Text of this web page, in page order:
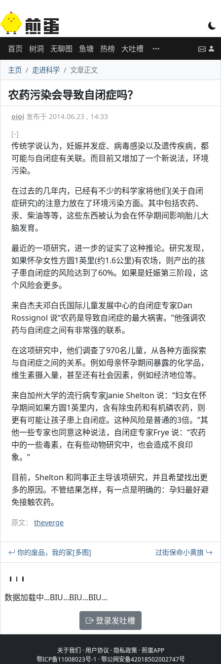
首页 树洞 无聊图 鱼塘 热榜 大吐槽
主页 走进科学 文章正文
农药污染会导致自闭症吗？
oioi 发布于 2014.06.23 , 14:33
[-]
传统学说认为，妊娠并发症、病毒感染以及遗传疾病，都
可能与自闭症有关联。而目前又增加了一个新说法，环境
污染。
在过去的几年内，已经有不少的科学家将他们(关于自闭
症研究)的注意力放在了环境污染方面。其中包括农药、
汞、柴油等等，这些东西被认为会在怀孕期间影响胎儿大
脑发育。
最近的一项研究，进一步的证实了这种推论。研究发现，
如果怀孕女性方圆1英里(约1.6公里)有农场，则产出的孩
子患自闭症的风险达到了60%。如果是妊娠第三阶段，这
个风险会更多。
来自杰夫邓白氏国际儿童发展中心的自闭症专家Dan
Rossignol 说“农药是导致自闭症的最大祸害。”他强调农
药与自闭症之间有非常强的联系。
在这项研究中，他们调查了970名儿童，从各种方面探索
与自闭症之间的关系。例如母亲怀孕期间暴露的化学品，
维生素摄入量，甚至还有社会因素，例如经济地位等。
来自加州大学的流行病专家Janie Shelton 说：“妇女在怀
孕期间如果方圆1英里内，含有除虫药和有机磷农药，则
更有可能让孩子患上自闭症。这种风险是普通的3倍。”其
他一些专家也同意这种说法，自闭症专家Frye 说：“农药
中的一些毒素，在有些动物研究中，也会造成不良印
象。”
目前，Shelton 和同事正主导该项研究，并且希望找出更
多的原因。不管结果怎样，有一点是明确的：孕妇最好避
免接触农药。
原文： theverge
你的废品，我的家[多图] 过街保命小黄旗
数据加载中...BIU...BIU...BIU...
登录发吐槽
关于我们 ·用户协议 · 隐私政策·煎蛋APP
鄂ICP备11008023号-1 ·鄂公网安备42018502002747号